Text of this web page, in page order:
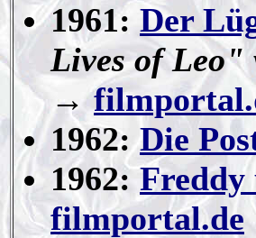
1961: Der
Lives of Leo"
→
1962: Die
1962:Freddy
filmportal.de